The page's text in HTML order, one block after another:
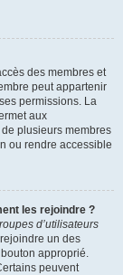
des membres et
peut appartenir
permissions. La
aux
plusieurs membres
ou rendre accessible
les rejoindre ?
d’utilisateurs
un des
approprié.
peuvent